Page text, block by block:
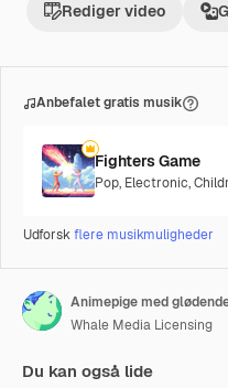
Rediger video
Anbefalet gratis musik
Fighters Game
Pop, Electronic,
Udforskflere musikmuligheder
Animepige med
Whale Media Licensing
Du kan også lide